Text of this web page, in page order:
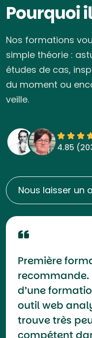
Pourquoi
Nos formations
simple théorie :
études de cas,
du moment ou
veille.
4.85 (
Nous laisser un
Première
recommande.
d’une
outil web
trouve très
compétent